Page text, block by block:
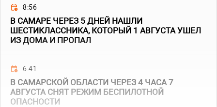
8:56
В САМАРЕ ЧЕРЕЗ 5 ДНЕЙ НАШЛИ
ШЕСТИКЛАССНИКА, КОТОРЫЙ 1 АВГУСТА УШЕЛ
ИЗ ДОМА И ПРОПАЛ
6:41
В САМАРСКОЙ ОБЛАСТИ ЧЕРЕЗ 4 ЧАСА 7
АВГУСТА СНЯТ РЕЖИМ БЕСПИЛОТНОЙ
ОПАСНОСТИ